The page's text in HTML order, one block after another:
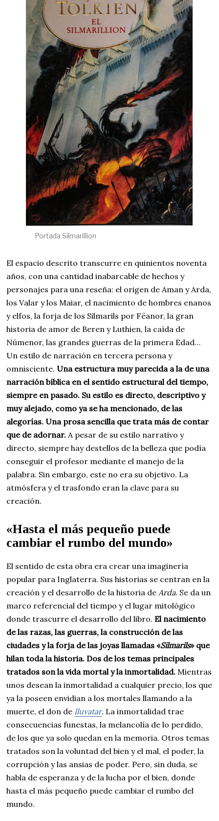
Portada Silmarillion
El espacio descrito transcurre en quinientos noventa
años, con una cantidad inabarcable de hechos y
personajes para una reseña: el origen de Aman y Arda,
los Valar y los Maiar, el nacimiento de hombres enanos
y elfos, la forja de los Silmarils por Fëanor, la gran
historia de amor de Beren y Luthien, la caída de
Númenor, las grandes guerras de la primera Edad…
Un estilo de narración en tercera persona y
omnisciente. Una estructura muy parecida a la de una
narración bíblica en el sentido estructural del tiempo,
siempre en pasado. Su estilo es directo, descriptivo y
muy alejado, como ya se ha mencionado, de las
alegorías. Una prosa sencilla que trata más de contar
que de adornar. A pesar de su estilo narrativo y
directo, siempre hay destellos de la belleza que podía
conseguir el profesor mediante el manejo de la
palabra. Sin embargo, este no era su objetivo. La
atmósfera y el trasfondo eran la clave para su
creación.
«Hasta el más pequeño puede
cambiar el rumbo del mundo»
El sentido de esta obra era crear una imaginería
popular para Inglaterra. Sus historias se centran en la
creación y el desarrollo de la historia de Arda. Se da un
marco referencial del tiempo y el lugar mitológico
donde trascurre el desarrollo del libro. El nacimiento
de las razas, las guerras, la construcción de las
ciudades y la forja de las joyas llamadas «Silmarils» que
hilan toda la historia. Dos de los temas principales
tratados son la vida mortal y la inmortalidad. Mientras
unos desean la inmortalidad a cualquier precio, los que
ya la poseen envidian a los mortales llamando a la
muerte, el don de Iluvatar. La inmortalidad trae
consecuencias funestas, la melancolía de lo perdido,
de los que ya solo quedan en la memoria. Otros temas
tratados son la voluntad del bien y el mal, el poder, la
corrupción y las ansias de poder. Pero, sin duda, se
habla de esperanza y de la lucha por el bien, donde
hasta el más pequeño puede cambiar el rumbo del
mundo.